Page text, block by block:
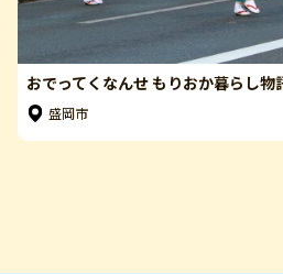
おでってくなんせ もりおか暮らし物
盛岡市